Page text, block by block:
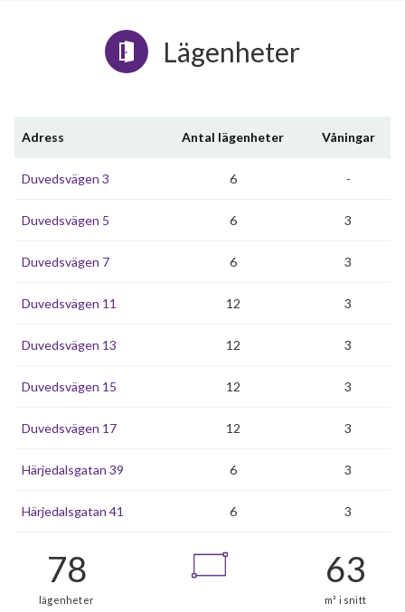
Lägenheter
Adress Antal lägenheter Våningar
Duvedsvägen 3 6 -
Duvedsvägen 5 6 3
Duvedsvägen 7 6 3
Duvedsvägen 11 12 3
Duvedsvägen 13 12 3
Duvedsvägen 15 12 3
Duvedsvägen 17 12 3
Härjedalsgatan 39 6 3
Härjedalsgatan 41 6 3